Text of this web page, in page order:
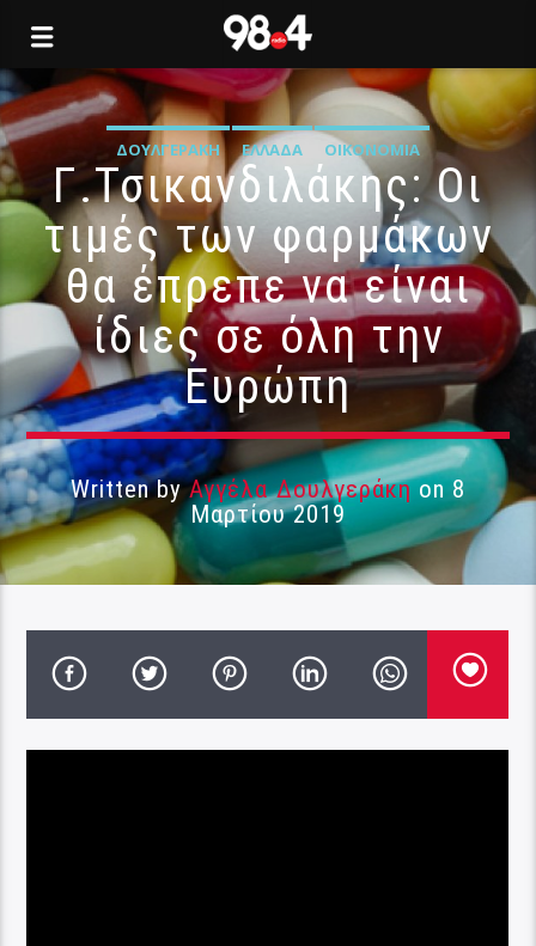
ΔΟΥΛΓΕΡΆΚΗ ΕΛΛΆΔΑ ΟΙΚΟΝΟΜΊΑ
Γ.Τσικανδιλάκης: Οι
τιμές των φαρμάκων
θα έπρεπε να είναι
ίδιες σε όλη την
Ευρώπη
Written byΑγγέλα Δουλγεράκηon 8
Μαρτίου 2019